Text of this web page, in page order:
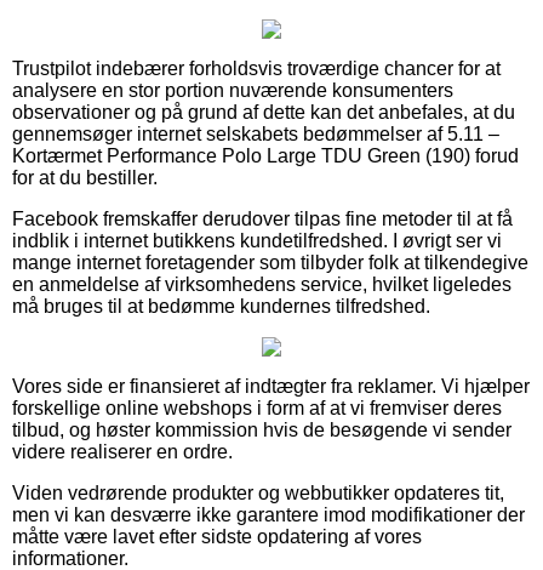
Trustpilot indebærer forholdsvis troværdige chancer for at
analysere en stor portion nuværende konsumenters
observationer og på grund af dette kan det anbefales, at du
gennemsøger internet selskabets bedømmelser af 5.11 –
Kortærmet Performance Polo Large TDU Green (190) forud
for at du bestiller.
Facebook fremskaffer derudover tilpas fine metoder til at få
indblik i internet butikkens kundetilfredshed. I øvrigt ser vi
mange internet foretagender som tilbyder folk at tilkendegive
en anmeldelse af virksomhedens service, hvilket ligeledes
må bruges til at bedømme kundernes tilfredshed.
Vores side er finansieret af indtægter fra reklamer. Vi hjælper
forskellige online webshops i form af at vi fremviser deres
tilbud, og høster kommission hvis de besøgende vi sender
videre realiserer en ordre.
Viden vedrørende produkter og webbutikker opdateres tit,
men vi kan desværre ikke garantere imod modifikationer der
måtte være lavet efter sidste opdatering af vores
informationer.